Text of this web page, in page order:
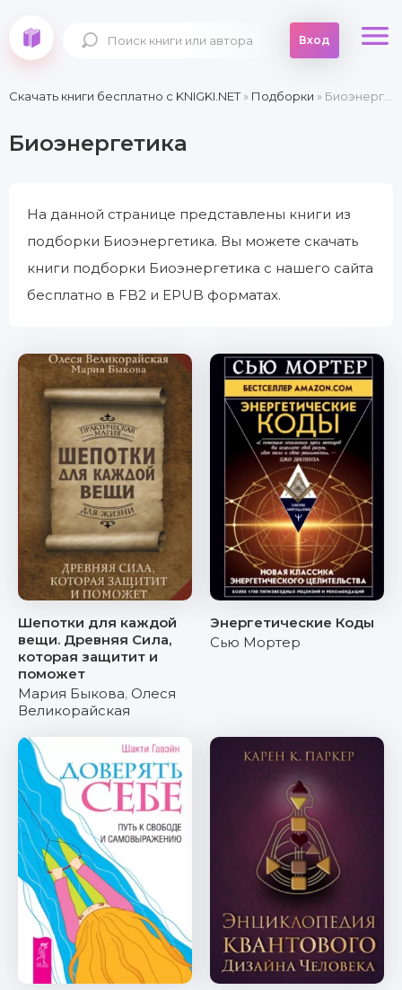
Вход
Скачать книги бесплатно c KNIGKI.NET» Подборки » Биоэнергетика
Биоэнергетика
На данной странице представлены книги из
подборки Биоэнергетика. Вы можете скачать
книги подборки Биоэнергетика с нашего сайта
бесплатно в FB2 и EPUB форматах.
Шепотки для каждой
вещи. Древняя Сила,
которая защитит и
поможет
Мария Быкова, Олеся
Великорайская
Энергетические Коды
Сью Мортер